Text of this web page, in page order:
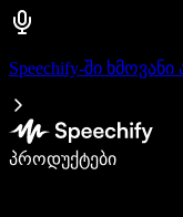
Speechify-ში
პროდუქტები
დაწერე 5-ჯერ